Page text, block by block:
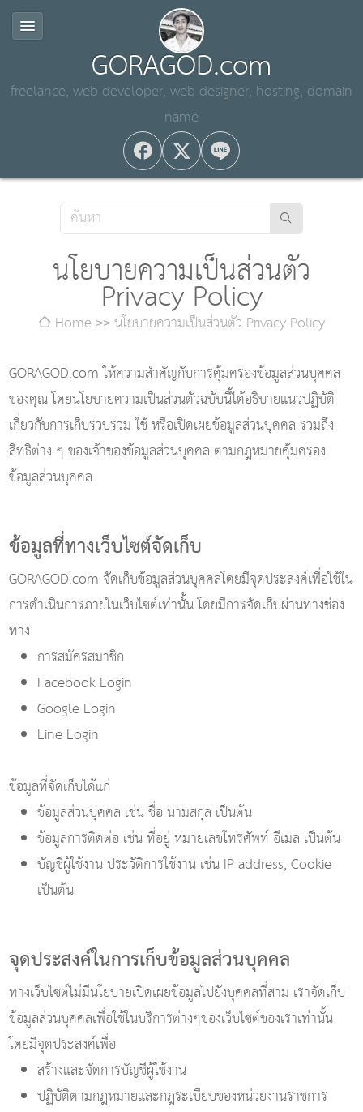
GORAGOD.com
freelance, web developer, web designer, hosting, domain
name
นโยบายความเป็นส่วนตัว
Privacy Policy
Home
นโยบายความเป็นส่วนตัว Privacy Policy
GORAGOD.com ให้ความสำคัญกับการคุ้มครองข้อมูลส่วนบุคคล
ของคุณ โดยนโยบายความเป็นส่วนตัวฉบับนี้ได้อธิบายแนวปฏิบัติ
เกี่ยวกับการเก็บรวบรวม ใช้ หรือเปิดเผยข้อมูลส่วนบุคคล รวมถึง
สิทธิต่าง ๆ ของเจ้าของข้อมูลส่วนบุคคล ตามกฎหมายคุ้มครอง
ข้อมูลส่วนบุคคล
ข้อมูลที่ทางเว็บไซต์จัดเก็บ
GORAGOD.com จัดเก็บข้อมูลส่วนบุคคลโดยมีจุดประสงค์เพื่อใช้ใน
การดำเนินการภายในเว็บไซต์เท่านั้น โดยมีการจัดเก็บผ่านทางช่อง
ทาง
การสมัครสมาชิก
Facebook Login
Google Login
Line Login
ข้อมูลที่จัดเก็บได้แก่
ข้อมูลส่วนบุคคล เช่น ชื่อ นามสกุล เป็นต้น
ข้อมูลการติดต่อ เช่น ที่อยู่ หมายเลขโทรศัพท์ อีเมล เป็นต้น
บัญชีผู้ใช้งาน ประวัติการใช้งาน เช่น IP address, Cookie
เป็นต้น
จุดประสงค์ในการเก็บข้อมูลส่วนบุคคล
ทางเว็บไซต์ไม่มีนโยบายเปิดเผยข้อมูลไปยังบุคคลที่สาม เราจัดเก็บ
ข้อมูลส่วนบุคคลเพื่อใช้ในบริการต่างๆของเว็บไซต์ของเราเท่านั้น
โดยมีจุดประสงค์เพื่อ
สร้างและจัดการบัญชีผู้ใช้งาน
ปฏิบัติตามกฎหมายและกฎระเบียบของหน่วยงานราชการ